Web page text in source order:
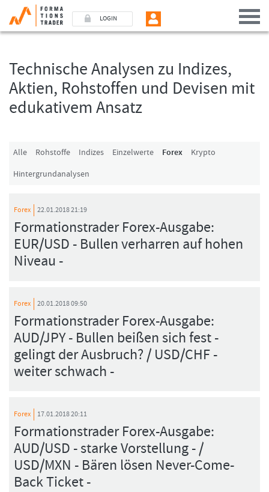
LOGIN
Technische Analysen zu Indizes,
Aktien, Rohstoffen und Devisen mit
edukativem Ansatz
Alle Rohstoffe Indizes Einzelwerte Forex
Krypto
Hintergrundanalysen
Forex 22.01.2018 21:19
Formationstrader Forex-Ausgabe:
EUR/USD - Bullen verharren auf hohen
Niveau -
Forex 20.01.2018 09:50
Formationstrader Forex-Ausgabe:
AUD/JPY - Bullen beißen sich fest -
gelingt der Ausbruch? / USD/CHF -
weiter schwach -
Forex 17.01.2018 20:11
Formationstrader Forex-Ausgabe:
AUD/USD - starke Vorstellung - /
USD/MXN - Bären lösen Never-Come-
Back Ticket -
Benutzer (E-Mail-Adresse in Kleinschrift)
Passwort
Ich bin neu, und jetzt?
Das Formationstrader Programm bietet unterschiedliche User-Pakete. Bitte
klicken Sie unten auf „Formationstrader werden“, und finden Sie auf
unserem Online-Shop das passende Angebot.
FORMATIONSTRADER WERDEN